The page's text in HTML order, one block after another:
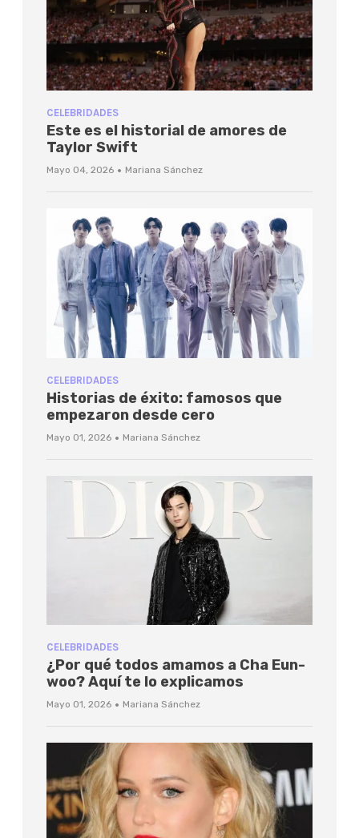
CELEBRIDADES
Este es el historial de amores de
Taylor Swift
Mayo 04, 2026 · Mariana Sánchez
CELEBRIDADES
Historias de éxito: famosos que
empezaron desde cero
Mayo 01, 2026 · Mariana Sánchez
CELEBRIDADES
¿Por qué todos amamos a Cha Eun-
woo? Aquí te lo explicamos
Mayo 01, 2026 · Mariana Sánchez